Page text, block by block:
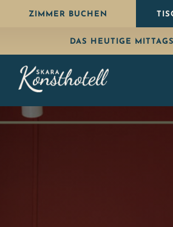
WeiterZIMMER BUCHEN
DAS HEUTIGE
Übernachten